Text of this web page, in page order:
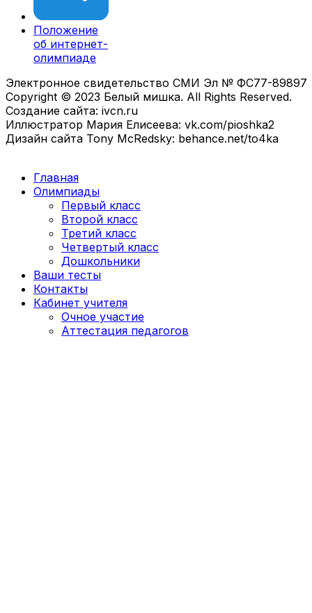
Положение
об интернет-
олимпиаде
Электронное свидетельство СМИ Эл № ФС77-89897
Copyright © 2023 Белый мишка. All Rights Reserved.
Создание сайта: ivcn.ru
Иллюстратор Мария Елисеева: vk.com/pioshka2
Дизайн сайта Tony McRedsky: behance.net/to4ka
Главная
Олимпиады
Первый класс
Второй класс
Третий класс
Четвертый класс
Дошкольники
Ваши тесты
Контакты
Кабинет учителя
Очное участие
Аттестация педагогов